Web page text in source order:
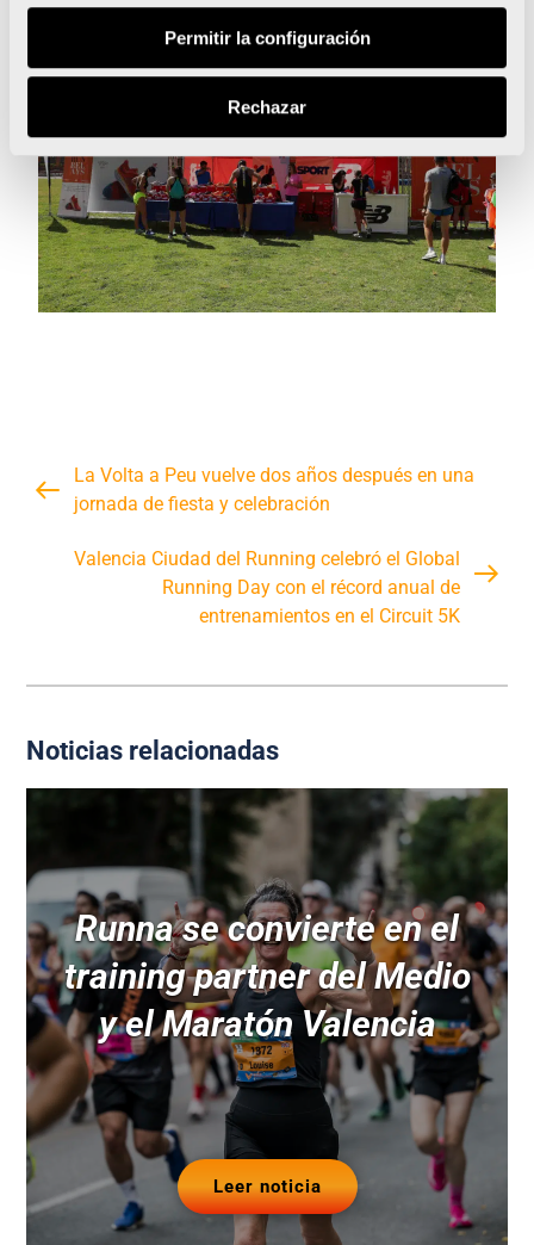
Permitir la configuración
Rechazar
La Volta a Peu vuelve dos años después en una
jornada de fiesta y celebración
Valencia Ciudad del Running celebró el Global
Running Day con el récord anual de
entrenamientos en el Circuit 5K
Noticias relacionadas
Runna se convierte en el
training partner del Medio
y el Maratón Valencia
Leer noticia